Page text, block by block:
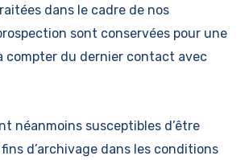
dans le cadre de nos
sont conservées pour une
compter du dernier contact avec
néanmoins susceptibles d’être
d’archivage dans les conditions